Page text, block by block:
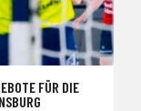
FÜR DIE